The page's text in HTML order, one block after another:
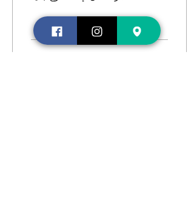
الترفيهي الأكبر في مدينة
العقبة...